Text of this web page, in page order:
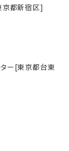
京都新宿区]
ー[東京都台東